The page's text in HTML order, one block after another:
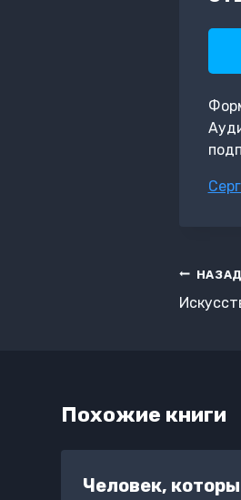
по
НАЗАД
Похожие книги
Человек,